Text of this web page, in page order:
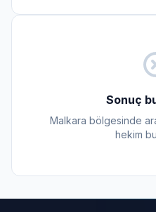
Sonuç
Malkara bölgesinde
hekim